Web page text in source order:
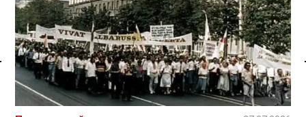
Спасылка без VPN